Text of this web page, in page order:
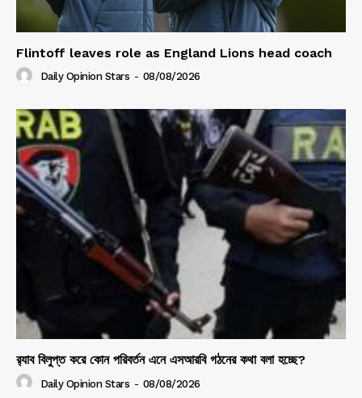
Flintoff leaves role as England Lions head coach
Daily Opinion Stars - 08/08/2026
র‍্যাব বিলুপ্ত করে কোন পরিবর্তন এনে এসআরবি গঠনের কথা বলা হচ্ছে?
Daily Opinion Stars - 08/08/2026